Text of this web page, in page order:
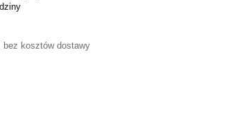
bez kosztów dostawy